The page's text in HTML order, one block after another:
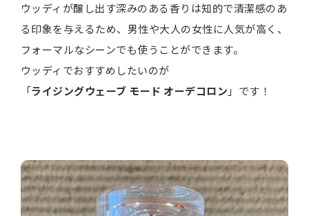
ウッディが醸し出す深みのある香りは知的で清潔感のあ
る印象を与えるため、男性や大人の女性に人気が高く、
フォーマルなシーンでも使うことができます。
ウッディでおすすめしたいのが
「ライジングウェーブ モード オーデコロン 」です！